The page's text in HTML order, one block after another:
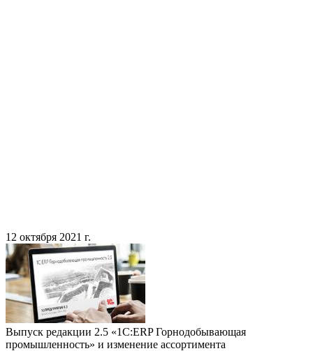
12 октября 2021 г.
Выпуск редакции 2.5 «1С:ERP Горнодобывающая
промышленность» и изменение ассортимента